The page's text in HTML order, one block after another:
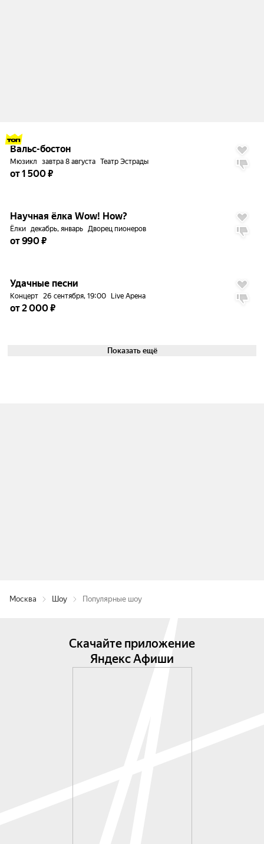
Вальс-бостон
Мюзикл завтра 8 августа Театр Эстрады
от 1 500 ₽
9.0
Научная ёлка Wow! How?
Ёлки декабрь, январь Дворец пионеров
от 990 ₽
Удачные песни
Концерт 26 сентября, 19:00 Live Арена
от 2 000 ₽
Показать ещё
Москва Шоу Популярные шоу
Скачайте приложение
Яндекс Афиши